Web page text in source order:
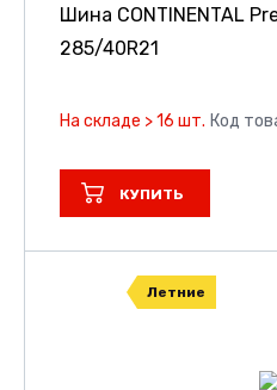
Шина CONTINENTAL
285/40R21
На складе > 16 шт. Код
КУПИТЬ
Летние